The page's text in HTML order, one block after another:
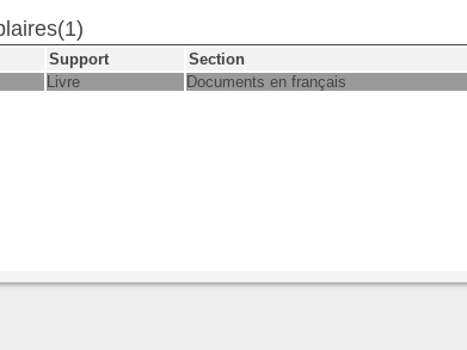
Support Section
Livre Documents en français